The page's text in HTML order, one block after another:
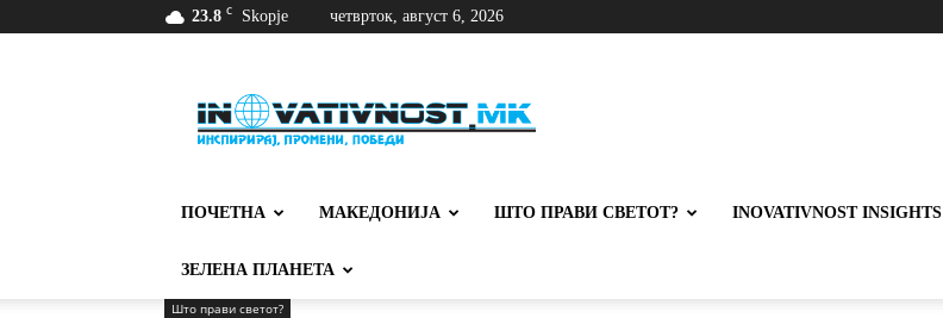
23.8 C Skopje четврток, август 6, 2026
ПОЧЕТНА МАКЕДОНИЈА ШТО ПРАВИ СВЕТОТ? INOVATIVNOST INSIGHTS
ЗЕЛЕНА ПЛАНЕТА
Што прави светот?